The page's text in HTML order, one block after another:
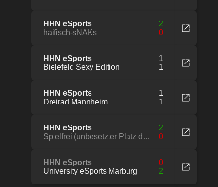
HHN eSports
2
haifisch-sNAKs
0
HHN eSports
1
Bielefeld Sexy Edition
1
HHN eSports
1
Dreirad Mannheim
1
HHN eSports
2
Spielfrei (unbesetzter Platz der Liga)
0
HHN eSports
0
University eSports Marburg
2